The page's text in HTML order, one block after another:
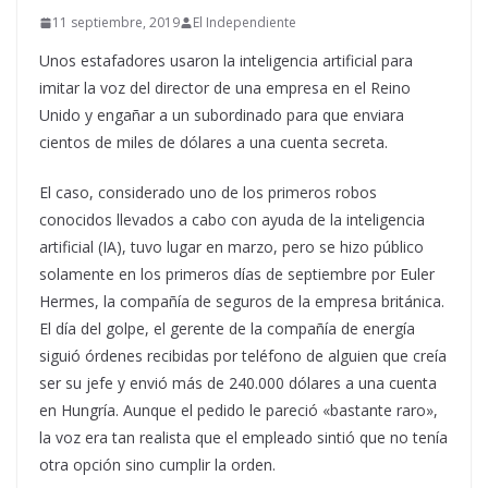
11 septiembre, 2019 El Independiente
Unos estafadores usaron la inteligencia artificial para
imitar la voz del director de una empresa en el Reino
Unido y engañar a un subordinado para que enviara
cientos de miles de dólares a una cuenta secreta.
El caso, considerado uno de los primeros robos
conocidos llevados a cabo con ayuda de la inteligencia
artificial (IA), tuvo lugar en marzo, pero se hizo público
solamente en los primeros días de septiembre por Euler
Hermes, la compañía de seguros de la empresa británica.
El día del golpe, el gerente de la compañía de energía
siguió órdenes recibidas por teléfono de alguien que creía
ser su jefe y envió más de 240.000 dólares a una cuenta
en Hungría. Aunque el pedido le pareció «bastante raro»,
la voz era tan realista que el empleado sintió que no tenía
otra opción sino cumplir la orden.